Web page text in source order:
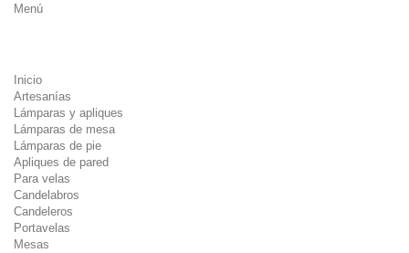
Menú
Inicio
Artesanías
Lámparas y apliques
Lámparas de mesa
Lámparas de pie
Apliques de pared
Para velas
Candelabros
Candeleros
Portavelas
Mesas